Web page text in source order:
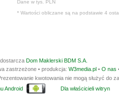
Dane w tys. PLN
* Wartości obliczane są na podstawie 4
Dom Maklerski BDM S.A.
zastrzeżone • produkcja: W3media.pl • O nas
kwotowania nie mogą służyć do
Android Dla właścicieli witryn